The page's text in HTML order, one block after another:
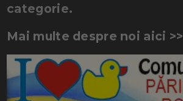
categorie.
Mai multe despre noi aici >>